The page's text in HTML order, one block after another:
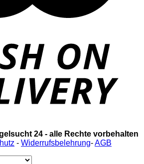
24 - alle Rechte vorbehalten
- Widerrufsbelehrung-AGB